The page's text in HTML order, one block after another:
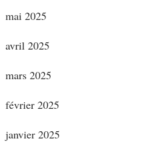
mai 2025
avril 2025
mars 2025
février 2025
janvier 2025